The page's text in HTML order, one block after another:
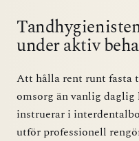
under aktiv
Att hålla rent runt fasta
omsorg än vanlig
instruerar i
utför professionell